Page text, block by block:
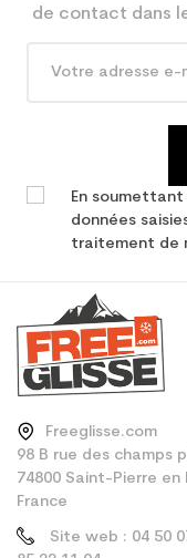
de contact dans
En
données
traitement de
Freeglisse.com
98 B rue des champs
74800 Saint-Pierre en
France
Site web : 04 50